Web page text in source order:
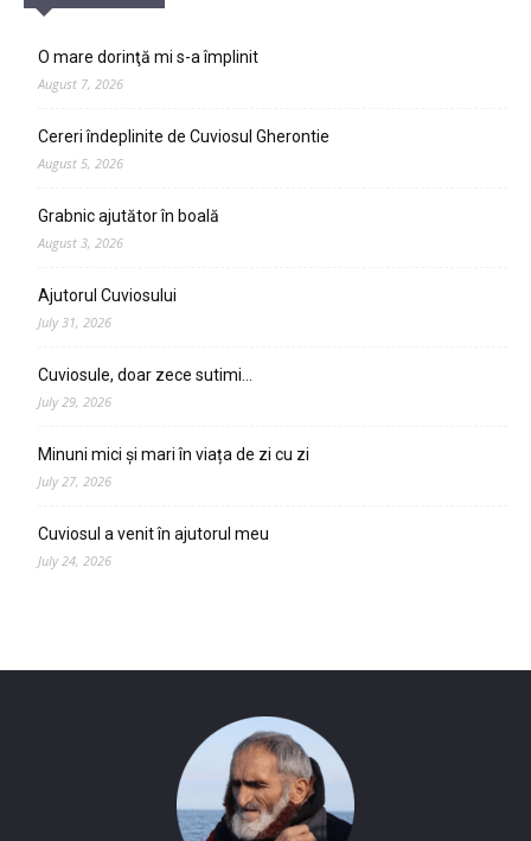
O mare dorinţă mi s-a împlinit
August 7, 2026
Cereri îndeplinite de Cuviosul Gherontie
August 5, 2026
Grabnic ajutător în boală
August 3, 2026
Ajutorul Cuviosului
July 31, 2026
Cuviosule, doar zece sutimi…
July 29, 2026
Minuni mici și mari în viața de zi cu zi
July 27, 2026
Cuviosul a venit în ajutorul meu
July 24, 2026